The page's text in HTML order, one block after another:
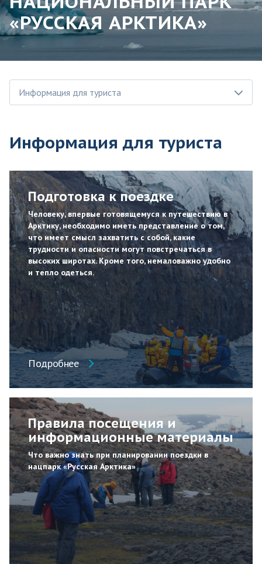
«РУССКАЯ АРКТИКА»
Информация для туриста
Информация для туриста
Подготовка к поездке
Человеку, впервые готовящемуся к путешествию в
Арктику, необходимо иметь представление о том,
что имеет смысл захватить с собой, какие
трудности и опасности могут повстречаться в
высоких широтах. Кроме того, немаловажно удобно
и тепло одеться.
Подробнее
Правила посещения и
информационные материалы
Что важно знать при планировании поездки в
нацпарк «Русская Арктика»